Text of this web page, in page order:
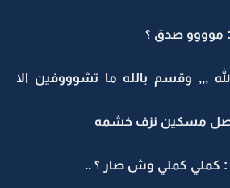
موووو صدق ؟
,,, وقسم بالله ما تشوووفين الا
مسكين نزف خشمه
: كملي كملي وش صار ؟ ..